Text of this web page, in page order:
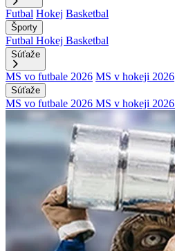
Futbal Hokej Basketbal
Športy
Futbal Hokej Basketbal
Súťaže
MS vo futbale 2026 MS v hokeji 2026
Súťaže
MS vo futbale 2026 MS v hokeji 2026